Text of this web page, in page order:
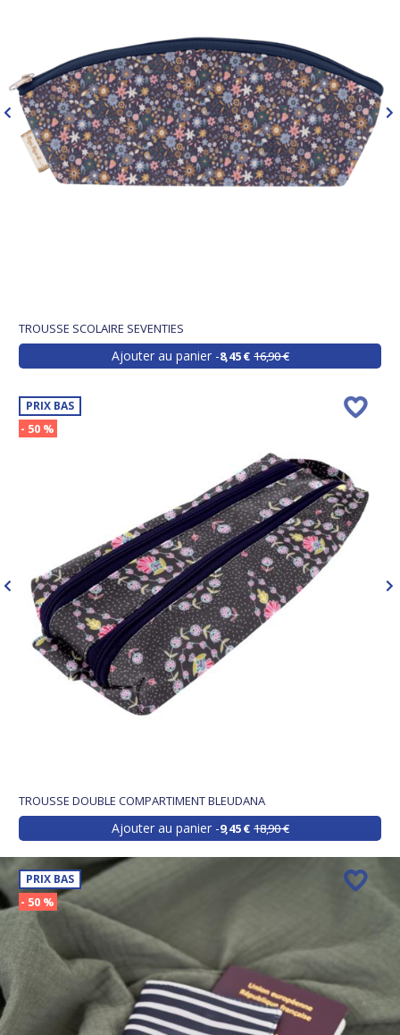
TROUSSE SCOLAIRE SEVENTIES
Ajouter au panier 8,45 € 16,90 €
PRIX BAS
- 50 %
TROUSSE DOUBLE COMPARTIMENT BLEUDANA
Ajouter au panier 9,45 € 18,90 €
PRIX BAS
- 50 %